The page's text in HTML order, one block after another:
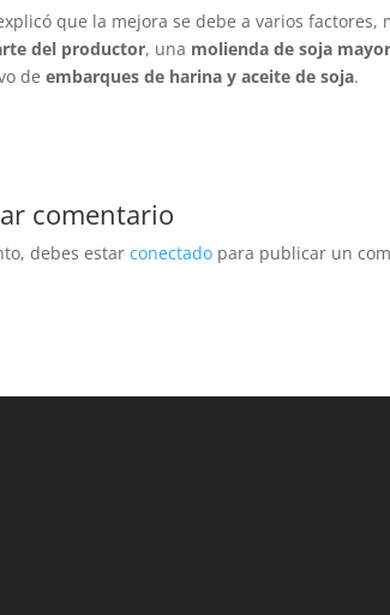
que la mejora se debe a varios
del productor, una molienda de soja mayor
deembarques de harina y aceite de soja.
comentario
debes estarconectado para publicar un